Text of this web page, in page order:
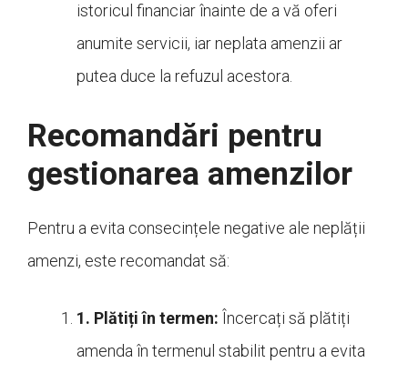
istoricul financiar înainte de a vă oferi
anumite servicii, iar neplata amenzii ar
putea duce la refuzul acestora.
Recomandări pentru
gestionarea amenzilor
Pentru a evita consecințele negative ale neplății
amenzi, este recomandat să:
1. Plătiți în termen: Încercați să plătiți
amenda în termenul stabilit pentru a evita